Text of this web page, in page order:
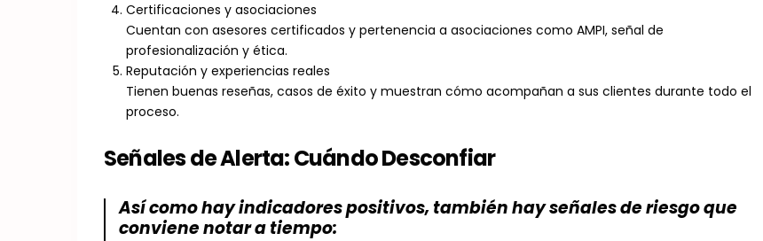
Certificaciones y asociaciones
Cuentan con asesores certificados y pertenencia a asociaciones como AMPI, señal de
profesionalización y ética.
Reputación y experiencias reales
Tienen buenas reseñas, casos de éxito y muestran cómo acompañan a sus clientes durante todo el
proceso.
Señales de Alerta: Cuándo Desconfiar
Así como hay indicadores positivos, también hay señales de riesgo que
conviene notar a tiempo: